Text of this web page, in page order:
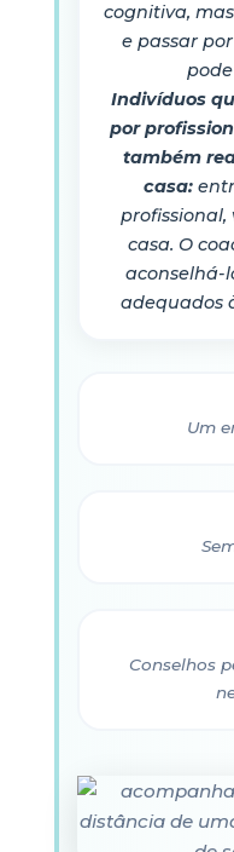
cognitiva,
e passar
Indivíduos
por
também
casa:
casa. O
aconselhá-
adequados
Um
Conselhos